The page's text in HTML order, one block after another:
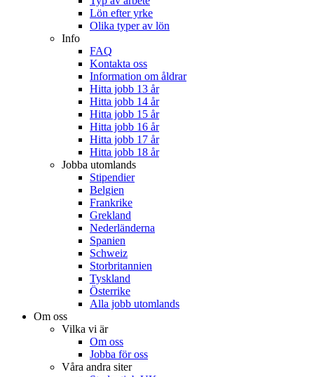
Lön efter yrke
Olika typer av lön
Info
FAQ
Kontakta oss
Information om åldrar
Hitta jobb 13 år
Hitta jobb 14 år
Hitta jobb 15 år
Hitta jobb 16 år
Hitta jobb 17 år
Hitta jobb 18 år
Jobba utomlands
Stipendier
Belgien
Frankrike
Grekland
Nederländerna
Spanien
Schweiz
Storbritannien
Tyskland
Österrike
Alla jobb utomlands
Om oss
Vilka vi är
Om oss
Jobba för oss
Våra andra siter